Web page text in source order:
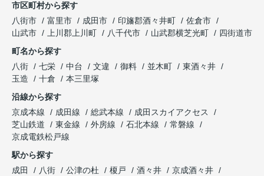
市区町村から探す
八街市
富里市 成田市 印旛郡酒々井町
佐倉市
山武市
上川郡上川町 八千代市 山武郡横芝光町
四街道市
町名から探す
八街
七栄 中台 文違 御料 並木町
東酒々井
玉造
十倉
本三里塚
沿線から探す
京成本線
成田線 総武本線
成田スカイアクセス
芝山鉄道
東金線 外房線 石北本線
常磐線
京成電鉄松戸線
駅から探す
成田
八街 公津の杜 榎戸 酒々井
京成酒々井